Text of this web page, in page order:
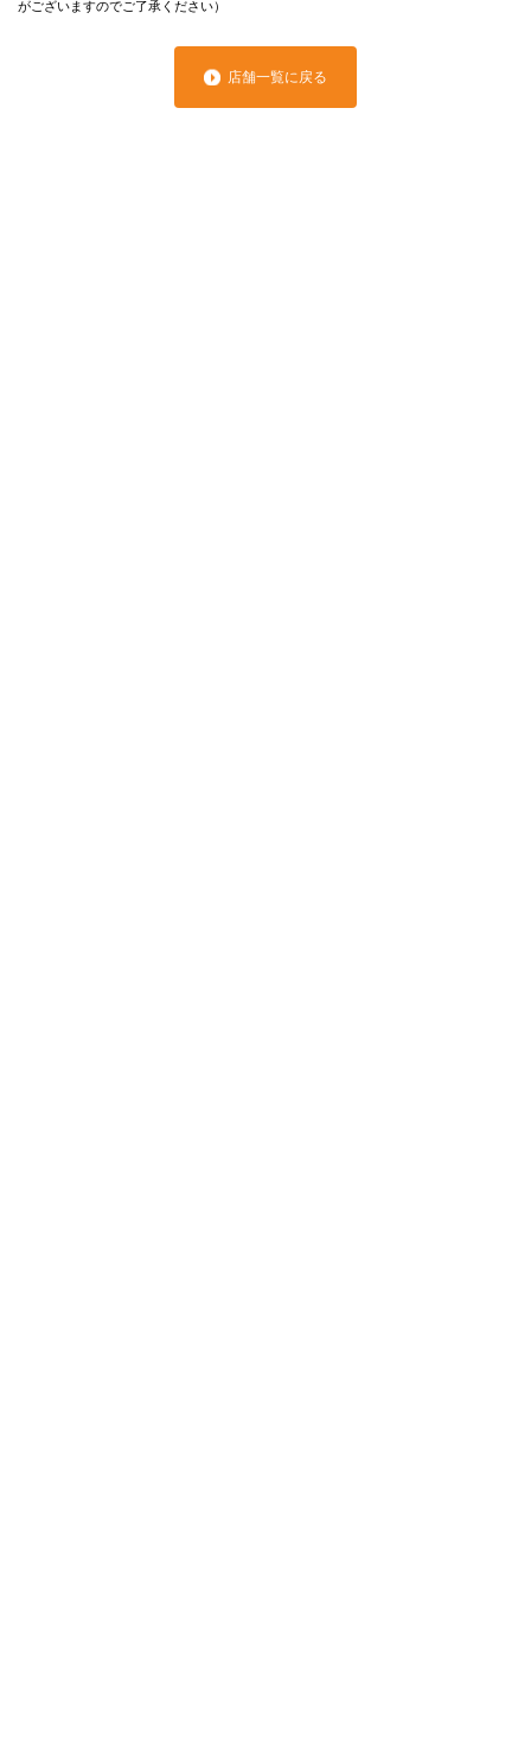
がございますのでご了承ください）
店舗一覧に戻る